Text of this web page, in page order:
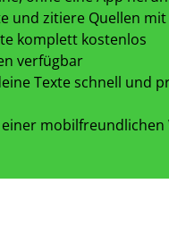
und zitiere Quellen
komplett kostenlos
verfügbar
Texte schnell und
mobilfreundlichen